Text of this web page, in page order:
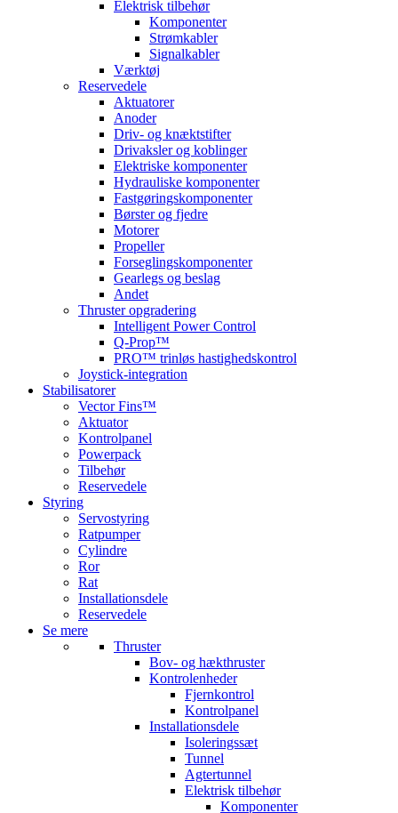
Elektrisk tilbehør
Komponenter
Strømkabler
Signalkabler
Værktøj
Reservedele
Aktuatorer
Anoder
Driv- og knæktstifter
Drivaksler og koblinger
Elektriske komponenter
Hydrauliske komponenter
Fastgøringskomponenter
Børster og fjedre
Motorer
Propeller
Forseglingskomponenter
Gearlegs og beslag
Andet
Thruster opgradering
Intelligent Power Control
Q-Prop™
PRO™ trinløs hastighedskontrol
Joystick-integration
Stabilisatorer
Vector Fins™
Aktuator
Kontrolpanel
Powerpack
Tilbehør
Reservedele
Styring
Servostyring
Ratpumper
Cylindre
Ror
Rat
Installationsdele
Reservedele
Se mere
Thruster
Bov- og hækthruster
Kontrolenheder
Fjernkontrol
Kontrolpanel
Installationsdele
Isoleringssæt
Tunnel
Agtertunnel
Elektrisk tilbehør
Komponenter